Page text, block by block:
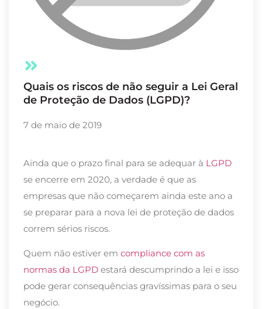
Quais os riscos de não seguir a Lei Geral
de Proteção de Dados (LGPD)?
7 de maio de 2019
Ainda que o prazo final para se adequar à LGPD
se encerre em 2020, a verdade é que as
empresas que não começarem ainda este ano a
se preparar para a nova lei de proteção de dados
correm sérios riscos.
Quem não estiver em compliance com as
normas da LGPD estará descumprindo a lei e isso
pode gerar consequências gravíssimas para o seu
negócio.